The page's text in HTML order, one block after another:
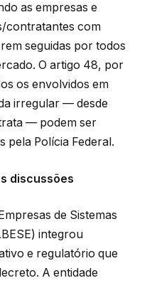
as empresas e
contratantes com
seguidas por todos
O artigo 48, por
os envolvidos em
irregular — desde
— podem ser
pela Polícia Federal.
discussões
de Sistemas
integrou
e regulatório que
A entidade